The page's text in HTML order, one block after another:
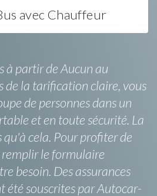
avec Chauffeur
à partir de Aucun au
de la tarification claire, vous
de personnes dans un
et en toute sécurité. La
qu'à cela. Pour profiter de
le formulaire
besoin. Des assurances
été souscrites par Autocar-